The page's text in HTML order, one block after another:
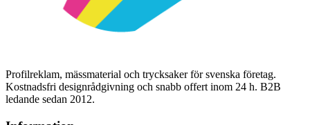
Profilreklam, mässmaterial och trycksaker för svenska företag.
Kostnadsfri designrådgivning och snabb offert inom 24 h. B2B
ledande sedan 2012.